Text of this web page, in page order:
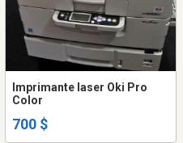
Imprimante laser Oki Pro
Color
700 $